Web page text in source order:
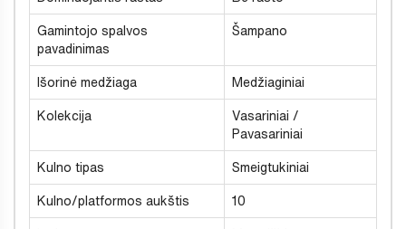
Gamintojo spalvos
pavadinimas
Šampano
Išorinė medžiaga Medžiaginiai
Kolekcija
Vasariniai /
Pavasariniai
Kulno tipas Smeigtukiniai
Kulno/platformos aukštis 10